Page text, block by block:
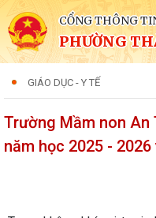
CỔNG THÔNG
PHƯỜNG
GIÁO DỤC - Y TẾ
Trường Mầm non
năm học 2025 -